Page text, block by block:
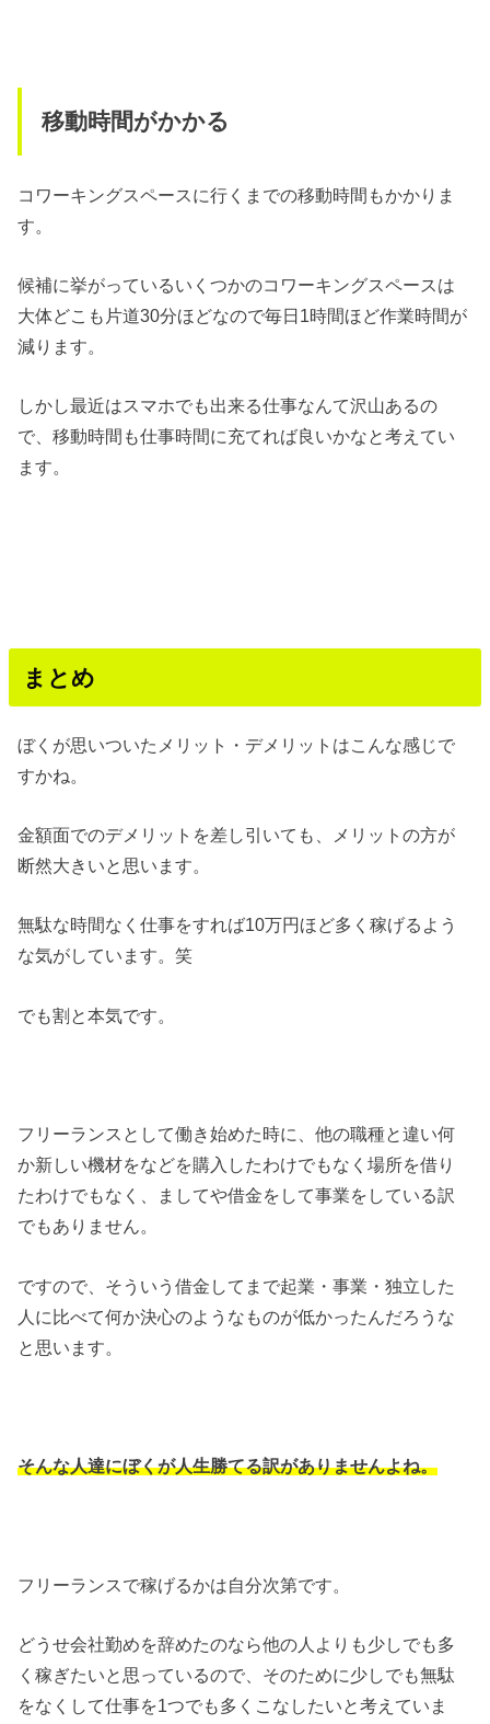
移動時間がかかる
コワーキングスペースに行くまでの移動時間もかかりま
す。
候補に挙がっているいくつかのコワーキングスペースは
大体どこも片道30分ほどなので毎日1時間ほど作業時間が
減ります。
しかし最近はスマホでも出来る仕事なんて沢山あるの
で、移動時間も仕事時間に充てれば良いかなと考えてい
ます。
まとめ
ぼくが思いついたメリット・デメリットはこんな感じで
すかね。
金額面でのデメリットを差し引いても、メリットの方が
断然大きいと思います。
無駄な時間なく仕事をすれば10万円ほど多く稼げるよう
な気がしています。笑
でも割と本気です。
フリーランスとして働き始めた時に、他の職種と違い何
か新しい機材をなどを購入したわけでもなく場所を借り
たわけでもなく、ましてや借金をして事業をしている訳
でもありません。
ですので、そういう借金してまで起業・事業・独立した
人に比べて何か決心のようなものが低かったんだろうな
と思います。
そんな人達にぼくが人生勝てる訳がありませんよね。
フリーランスで稼げるかは自分次第です。
どうせ会社勤めを辞めたのなら他の人よりも少しでも多
く稼ぎたいと思っているので、そのために少しでも無駄
をなくして仕事を1つでも多くこなしたいと考えていま